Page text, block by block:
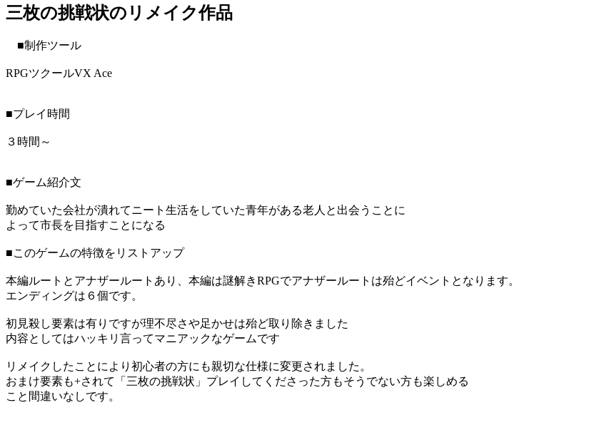
三枚の挑戦状のリメイク作品
■制作ツール
RPGツクールVX Ace
■プレイ時間
３時間～
■ゲーム紹介文
勤めていた会社が潰れてニート生活をしていた青年がある老人と出会うことに
よって市長を目指すことになる
■このゲームの特徴をリストアップ
本編ルートとアナザールートあり、本編は謎解きRPGでアナザールートは殆どイベントとなります。
エンディングは６個です。
初見殺し要素は有りですが理不尽さや足かせは殆ど取り除きました
内容としてはハッキリ言ってマニアックなゲームです
リメイクしたことにより初心者の方にも親切な仕様に変更されました。
おまけ要素も+されて「三枚の挑戦状」プレイしてくださった方もそうでない方も楽しめる
こと間違いなしです。